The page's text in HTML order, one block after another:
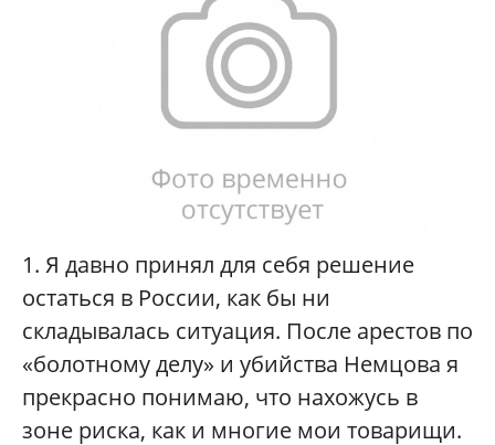
1. Я давно принял для себя решение
остаться в России, как бы ни
складывалась ситуация. После арестов по
«болотному делу» и убийства Немцова я
прекрасно понимаю, что нахожусь в
зоне риска, как и многие мои товарищи.